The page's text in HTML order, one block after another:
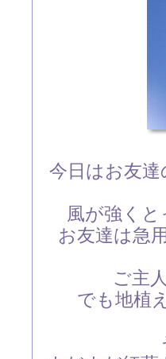
今日はお友
風が強く
お友達は急
ご主
でも地植